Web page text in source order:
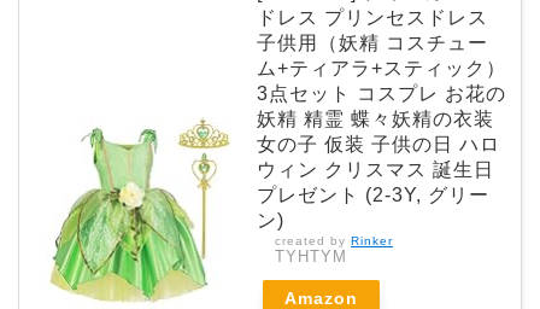
ドレス プリンセスドレス
子供用（妖精 コスチュー
ム+ティアラ+スティック）
3点セット コスプレ お花の
妖精 精霊 蝶々妖精の衣装
女の子 仮装 子供の日 ハロ
ウィン クリスマス 誕生日
プレゼント (2-3Y, グリー
ン)
created by Rinker
TYHTYM
Amazon